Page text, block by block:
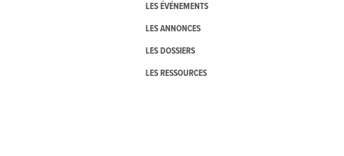
LES ÉVÉNEMENTS
LES ANNONCES
LES DOSSIERS
LES RESSOURCES